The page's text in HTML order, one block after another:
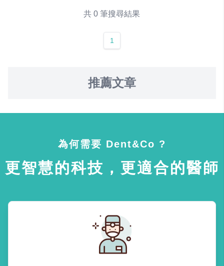
共 0 筆搜尋結果
1
推薦文章
為何需要 Dent&Co ?
更智慧的科技，更適合的醫師